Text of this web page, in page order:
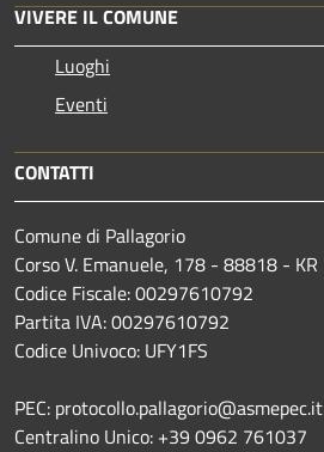
VIVERE IL COMUNE
Luoghi
Eventi
CONTATTI
Comune di Pallagorio
Corso V. Emanuele, 178 - 88818 - KR
Codice Fiscale: 00297610792
Partita IVA: 00297610792
Codice Univoco: UFY1FS
PEC: protocollo.pallagorio@asmepec.it
Centralino Unico: +39 0962 761037